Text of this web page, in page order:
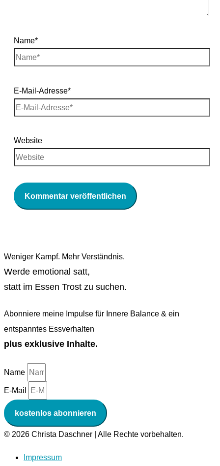
Name*
E-Mail-Adresse*
Website
Weniger Kampf. Mehr Verständnis.
Werde emotional satt,
statt im Essen Trost zu suchen.
Abonniere meine Impulse für Innere Balance & ein
entspanntes Essverhalten
plus exklusive Inhalte.
Name
E-Mail
kostenlos abonnieren
© 2026 Christa Daschner | Alle Rechte vorbehalten.
Impressum